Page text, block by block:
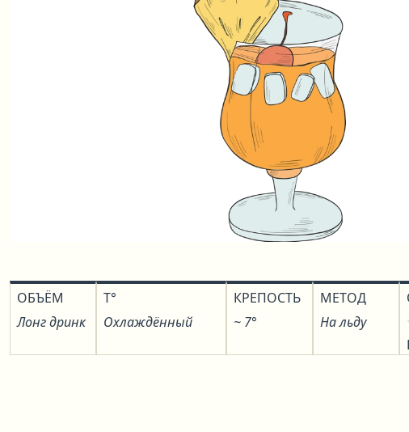
ОБЪЁМ
Лонг дринк
T°
Охлаждённый
КРЕПОСТЬ
~ 7°
МЕТОД
На льду